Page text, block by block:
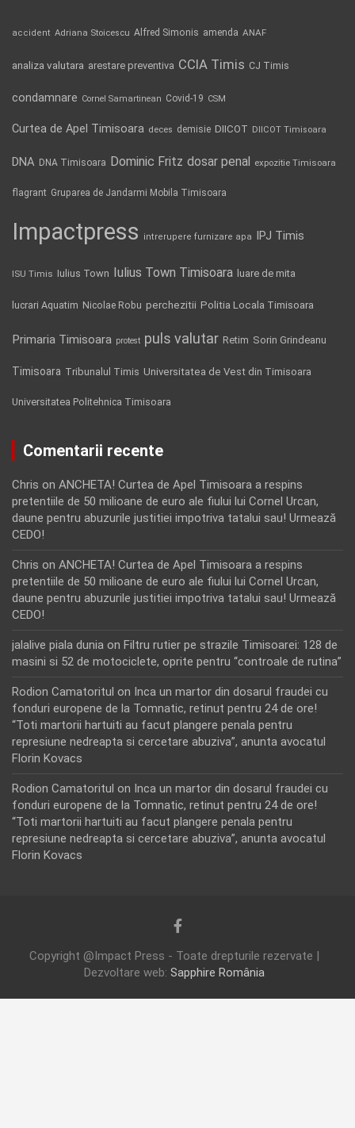
accident Adriana Stoicescu Alfred Simonis amenda ANAF
analiza valutara arestare preventiva CCIA Timis CJ Timis
condamnare Cornel Samartinean Covid-19 CSM
Curtea de Apel Timisoara deces demisie DIICOT DIICOT Timisoara
DNA DNA Timisoara Dominic Fritz dosar penal expozitie Timisoara
flagrant Gruparea de Jandarmi Mobila Timisoara
Impactpress intrerupere furnizare apa IPJ Timis
ISU Timis Iulius Town Iulius Town Timisoara luare de mita
lucrari Aquatim Nicolae Robu perchezitii Politia Locala Timisoara
Primaria Timisoara protest puls valutar Retim Sorin Grindeanu
Timisoara Tribunalul Timis Universitatea de Vest din Timisoara
Universitatea Politehnica Timisoara
Comentarii recente
Chris on ANCHETA! Curtea de Apel Timisoara a respins
pretentiile de 50 milioane de euro ale fiului lui Cornel Urcan,
daune pentru abuzurile justitiei impotriva tatalui sau! Urmează
CEDO!
Chris on ANCHETA! Curtea de Apel Timisoara a respins
pretentiile de 50 milioane de euro ale fiului lui Cornel Urcan,
daune pentru abuzurile justitiei impotriva tatalui sau! Urmează
CEDO!
jalalive piala dunia on Filtru rutier pe strazile Timisoarei: 128 de
masini si 52 de motociclete, oprite pentru “controale de rutina”
Rodion Camatoritul on Inca un martor din dosarul fraudei cu
fonduri europene de la Tomnatic, retinut pentru 24 de ore!
“Toti martorii hartuiti au facut plangere penala pentru
represiune nedreapta si cercetare abuziva”, anunta avocatul
Florin Kovacs
Rodion Camatoritul on Inca un martor din dosarul fraudei cu
fonduri europene de la Tomnatic, retinut pentru 24 de ore!
“Toti martorii hartuiti au facut plangere penala pentru
represiune nedreapta si cercetare abuziva”, anunta avocatul
Florin Kovacs
Copyright @Impact Press - Toate drepturile rezervate |
Dezvoltare web: Sapphire România